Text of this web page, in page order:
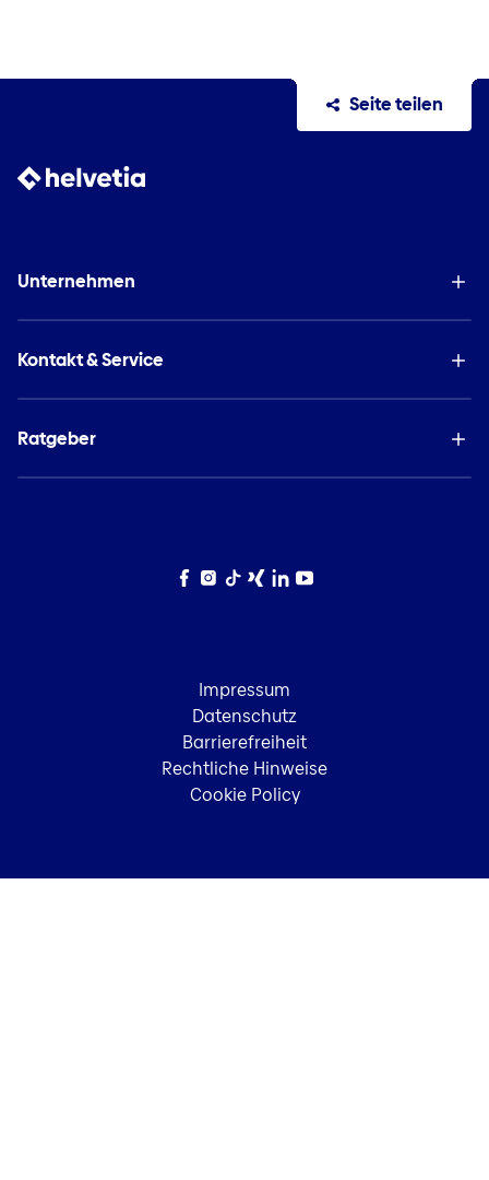
Seite teilen
Unternehmen
Kontakt & Service
Ratgeber
Facebook
Instagram
TikTokXingLinkedIn
YouTube
Impressum
Datenschutz
Barrierefreiheit
Rechtliche Hinweise
Cookie Policy